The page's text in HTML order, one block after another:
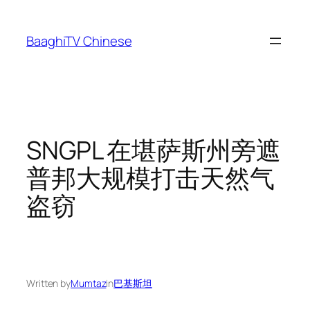
content
BaaghiTV Chinese
SNGPL 在堪萨斯州旁遮
普邦大规模打击天然气
盗窃
Written byMumtazin巴基斯坦